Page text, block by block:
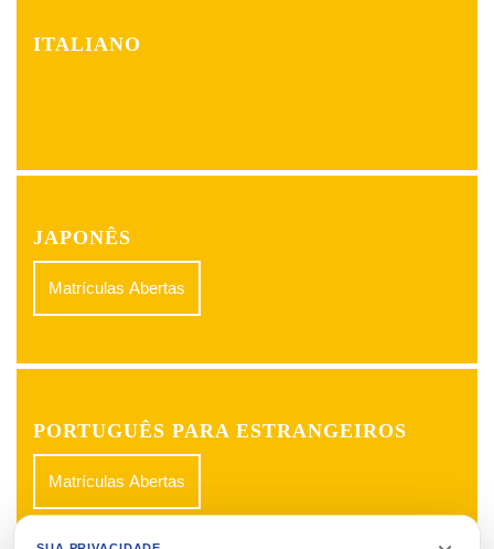
ITALIANO
JAPONÊS
Matrículas Abertas
PORTUGUÊS PARA ESTRANGEIROS
Matrículas Abertas